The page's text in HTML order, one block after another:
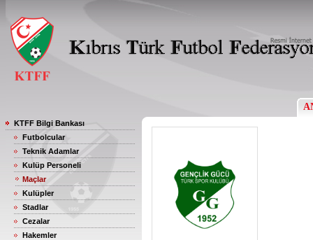
KTFF Bilgi Bankası
Futbolcular
Teknik Adamlar
Kulüp Personeli
Maçlar
Kulüpler
Stadlar
Cezalar
Hakemler